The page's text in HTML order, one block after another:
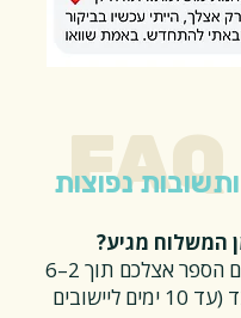
נפוצות
המשלוח מגיע?
אצלכם תוך 2–6
בלבד (עד 10 ימים ליישובים